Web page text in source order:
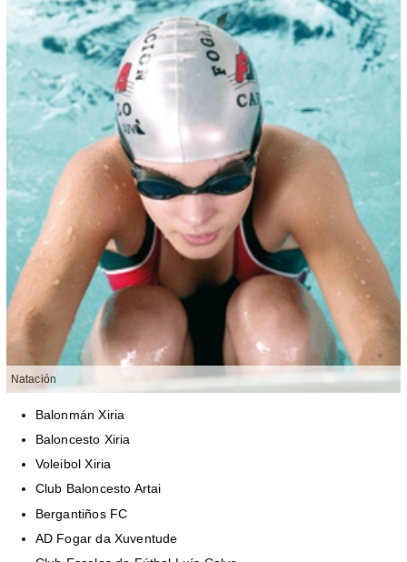
Natación
Balonmán Xiria
Baloncesto Xiria
Voleibol Xiria
Club Baloncesto Artai
Bergantiños FC
AD Fogar da Xuventude